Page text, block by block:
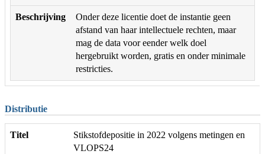
Beschrijving
Onder deze licentie doet de instantie geen
afstand van haar intellectuele rechten, maar
mag de data voor eender welk doel
hergebruikt worden, gratis en onder minimale
restricties.
Distributie
Titel
Stikstofdepositie in 2022 volgens metingen en
VLOPS24